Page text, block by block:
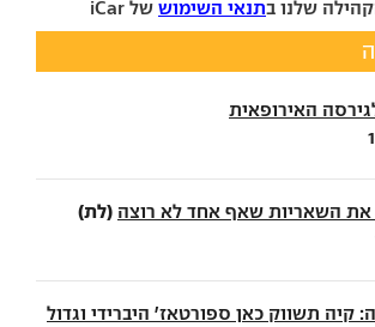
שלנו בתנאי השימוש של iCar
(לת)
קיה תשווק כאן ספורטאז' היברידי וגדול